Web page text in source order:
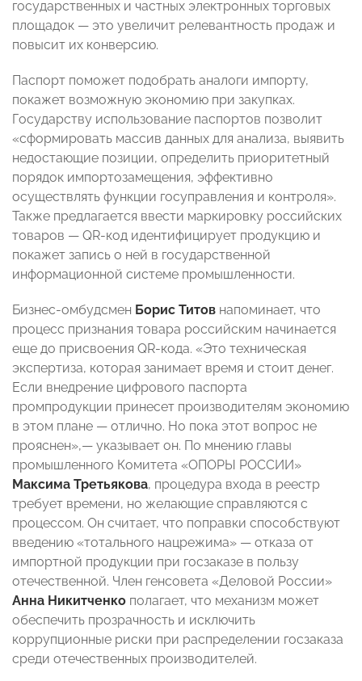
государственных и частных электронных торговых
площадок — это увеличит релевантность продаж и
повысит их конверсию.
Паспорт поможет подобрать аналоги импорту,
покажет возможную экономию при закупках.
Государству использование паспортов позволит
«сформировать массив данных для анализа, выявить
недостающие позиции, определить приоритетный
порядок импортозамещения, эффективно
осуществлять функции госуправления и контроля».
Также предлагается ввести маркировку российских
товаров — QR-код идентифицирует продукцию и
покажет запись о ней в государственной
информационной системе промышленности.
Бизнес-омбудсмен Борис Титов напоминает, что
процесс признания товара российским начинается
еще до присвоения QR-кода. «Это техническая
экспертиза, которая занимает время и стоит денег.
Если внедрение цифрового паспорта
промпродукции принесет производителям экономию
в этом плане — отлично. Но пока этот вопрос не
прояснен»,— указывает он. По мнению главы
промышленного Комитета «ОПОРЫ РОССИИ»
Максима Третьякова, процедура входа в реестр
требует времени, но желающие справляются с
процессом. Он считает, что поправки способствуют
введению «тотального нацрежима» — отказа от
импортной продукции при госзаказе в пользу
отечественной. Член генсовета «Деловой России»
Анна Никитченко полагает, что механизм может
обеспечить прозрачность и исключить
коррупционные риски при распределении госзаказа
среди отечественных производителей.